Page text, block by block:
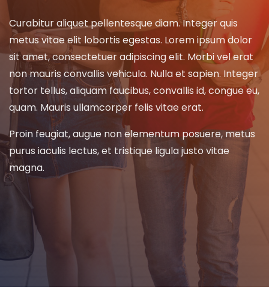
Curabitur aliquet pellentesque diam. Integer quis
metus vitae elit lobortis egestas. Lorem ipsum dolor
sit amet, consectetuer adipiscing elit. Morbi vel erat
non mauris convallis vehicula. Nulla et sapien. Integer
tortor tellus, aliquam faucibus, convallis id, congue eu,
quam. Mauris ullamcorper felis vitae erat.
Proin feugiat, augue non elementum posuere, metus
purus iaculis lectus, et tristique ligula justo vitae
magna.